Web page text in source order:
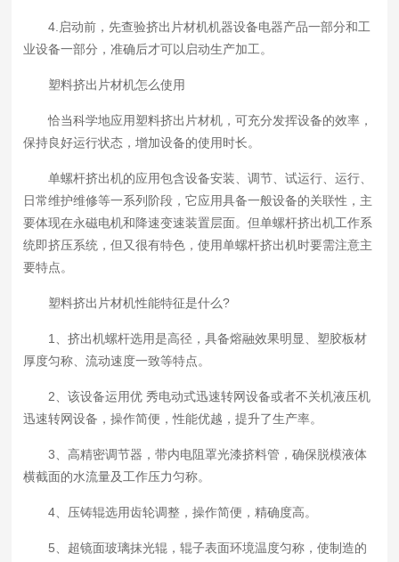
4.启动前，先查验挤出片材机机器设备电器产品一部分和工
业设备一部分，准确后才可以启动生产加工。
塑料挤出片材机怎么使用
恰当科学地应用塑料挤出片材机，可充分发挥设备的效率，
保持良好运行状态，增加设备的使用时长。
单螺杆挤出机的应用包含设备安装、调节、试运行、运行、
日常维护维修等一系列阶段，它应用具备一般设备的关联性，主
要体现在永磁电机和降速变速装置层面。但单螺杆挤出机工作系
统即挤压系统，但又很有特色，使用单螺杆挤出机时要需注意主
要特点。
塑料挤出片材机性能特征是什么?
1、挤出机螺杆选用是高径，具备熔融效果明显、塑胶板材
厚度匀称、流动速度一致等特点。
2、该设备运用优 秀电动式迅速转网设备或者不关机液压机
迅速转网设备，操作简便，性能优越，提升了生产率。
3、高精密调节器，带内电阻罩光漆挤料管，确保脱模液体
横截面的水流量及工作压力匀称。
4、压铸辊选用齿轮调整，操作简便，精确度高。
5、超镜面玻璃抹光辊，辊子表面环境温度匀称，使制造的